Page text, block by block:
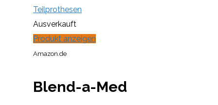
Teilprothesen
Ausverkauft
Produkt anzeigen
Amazon.de
Blend-a-Med